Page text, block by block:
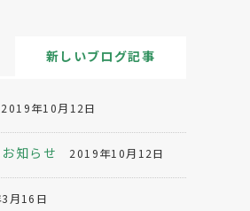
新しいブログ記事
2019年10月12日
知らせ 2019年10月12日
月16日